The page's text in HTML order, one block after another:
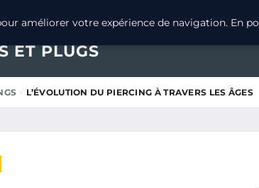
ET PLUGS
L’ÉVOLUTION DU PIERCING À TRAVERS LES ÂGES
améliorer votre expérience de navigation. En